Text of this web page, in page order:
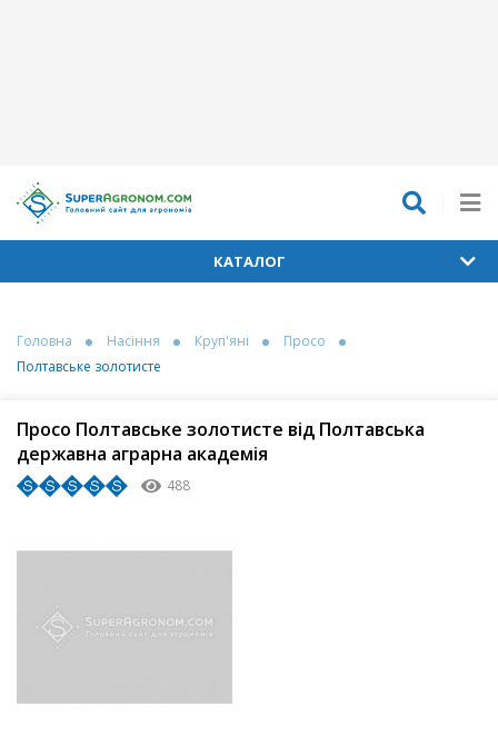
КАТАЛОГ
Головна Насіння Круп'яні
Просо
Полтавське золотисте
Просо Полтавське золотисте від Полтавська
державна аграрна академія
488